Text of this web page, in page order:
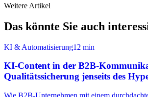
Weitere Artikel
Das könnte Sie auch
KI & Automatisierung12 min
KI-Content in der B2B-
Qualitätssicherung jenseits des
Wie B2B-Unternehmen mit einem